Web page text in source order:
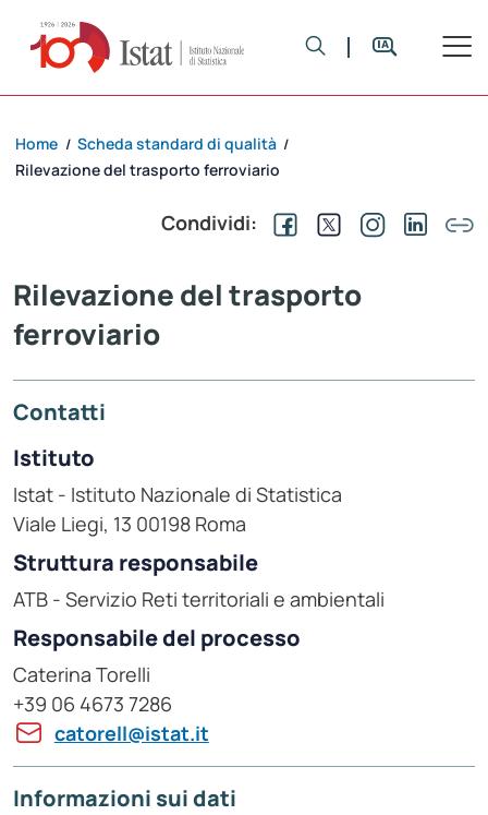
Home / Scheda standard di qualità /
Rilevazione del trasporto ferroviario
Condividi:
Rilevazione del trasporto
ferroviario
Contatti
Istituto
Istat - Istituto Nazionale di Statistica
Viale Liegi, 13 00198 Roma
Struttura responsabile
ATB - Servizio Reti territoriali e ambientali
Responsabile del processo
Caterina Torelli
+39 06 4673 7286
catorell@istat.it
Informazioni sui dati